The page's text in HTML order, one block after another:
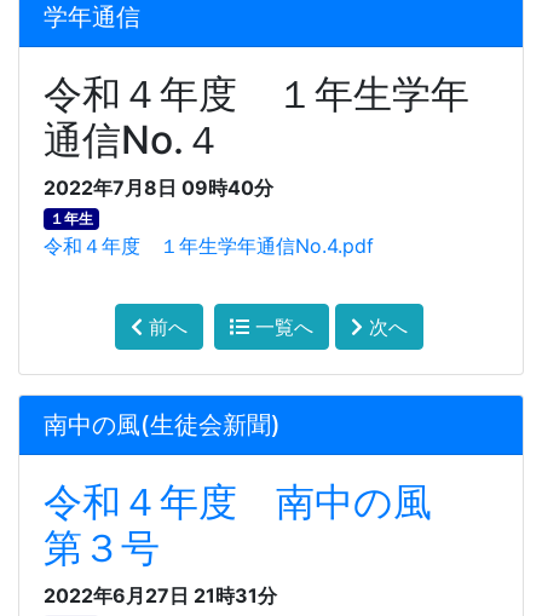
学年通信
令和４年度 １年生学年
通信No.４
2022年7月8日 09時40分
１年生
令和４年度 １年生学年通信No.4.pdf
前へ 一覧へ 次へ
南中の風(生徒会新聞)
令和４年度 南中の風
第３号
2022年6月27日 21時31分